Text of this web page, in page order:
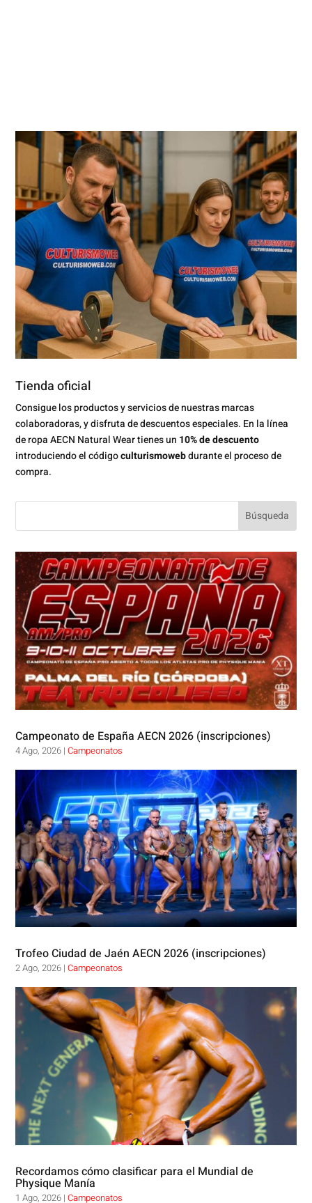
Tienda oficial
Consigue los productos y servicios de nuestras marcas
colaboradoras, y disfruta de descuentos especiales. En la línea
de ropa AECN Natural Wear tienes un 10% de descuento
introduciendo el códigoculturismowebdurante el proceso de
compra.
Campeonato de España AECN 2026 (inscripciones)
4 Ago, 2026 |Campeonatos
Trofeo Ciudad de Jaén AECN 2026 (inscripciones)
2 Ago, 2026 |Campeonatos
Recordamos cómo clasificar para el Mundial de
Physique Manía
1 Ago, 2026 |Campeonatos